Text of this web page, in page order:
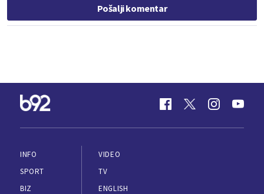
Pošalji komentar
INFO
SPORT
BIZ
VIDEO
TV
ENGLISH